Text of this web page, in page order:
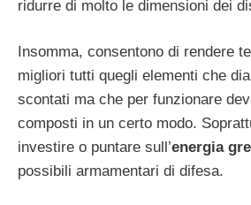
ridurre di molto le dimensioni dei
Insomma, consentono di rendere
migliori tutti quegli elementi che
scontati ma che per funzionare
composti in un certo modo.
investire o puntare sull’energia
possibili armamentari di difesa.